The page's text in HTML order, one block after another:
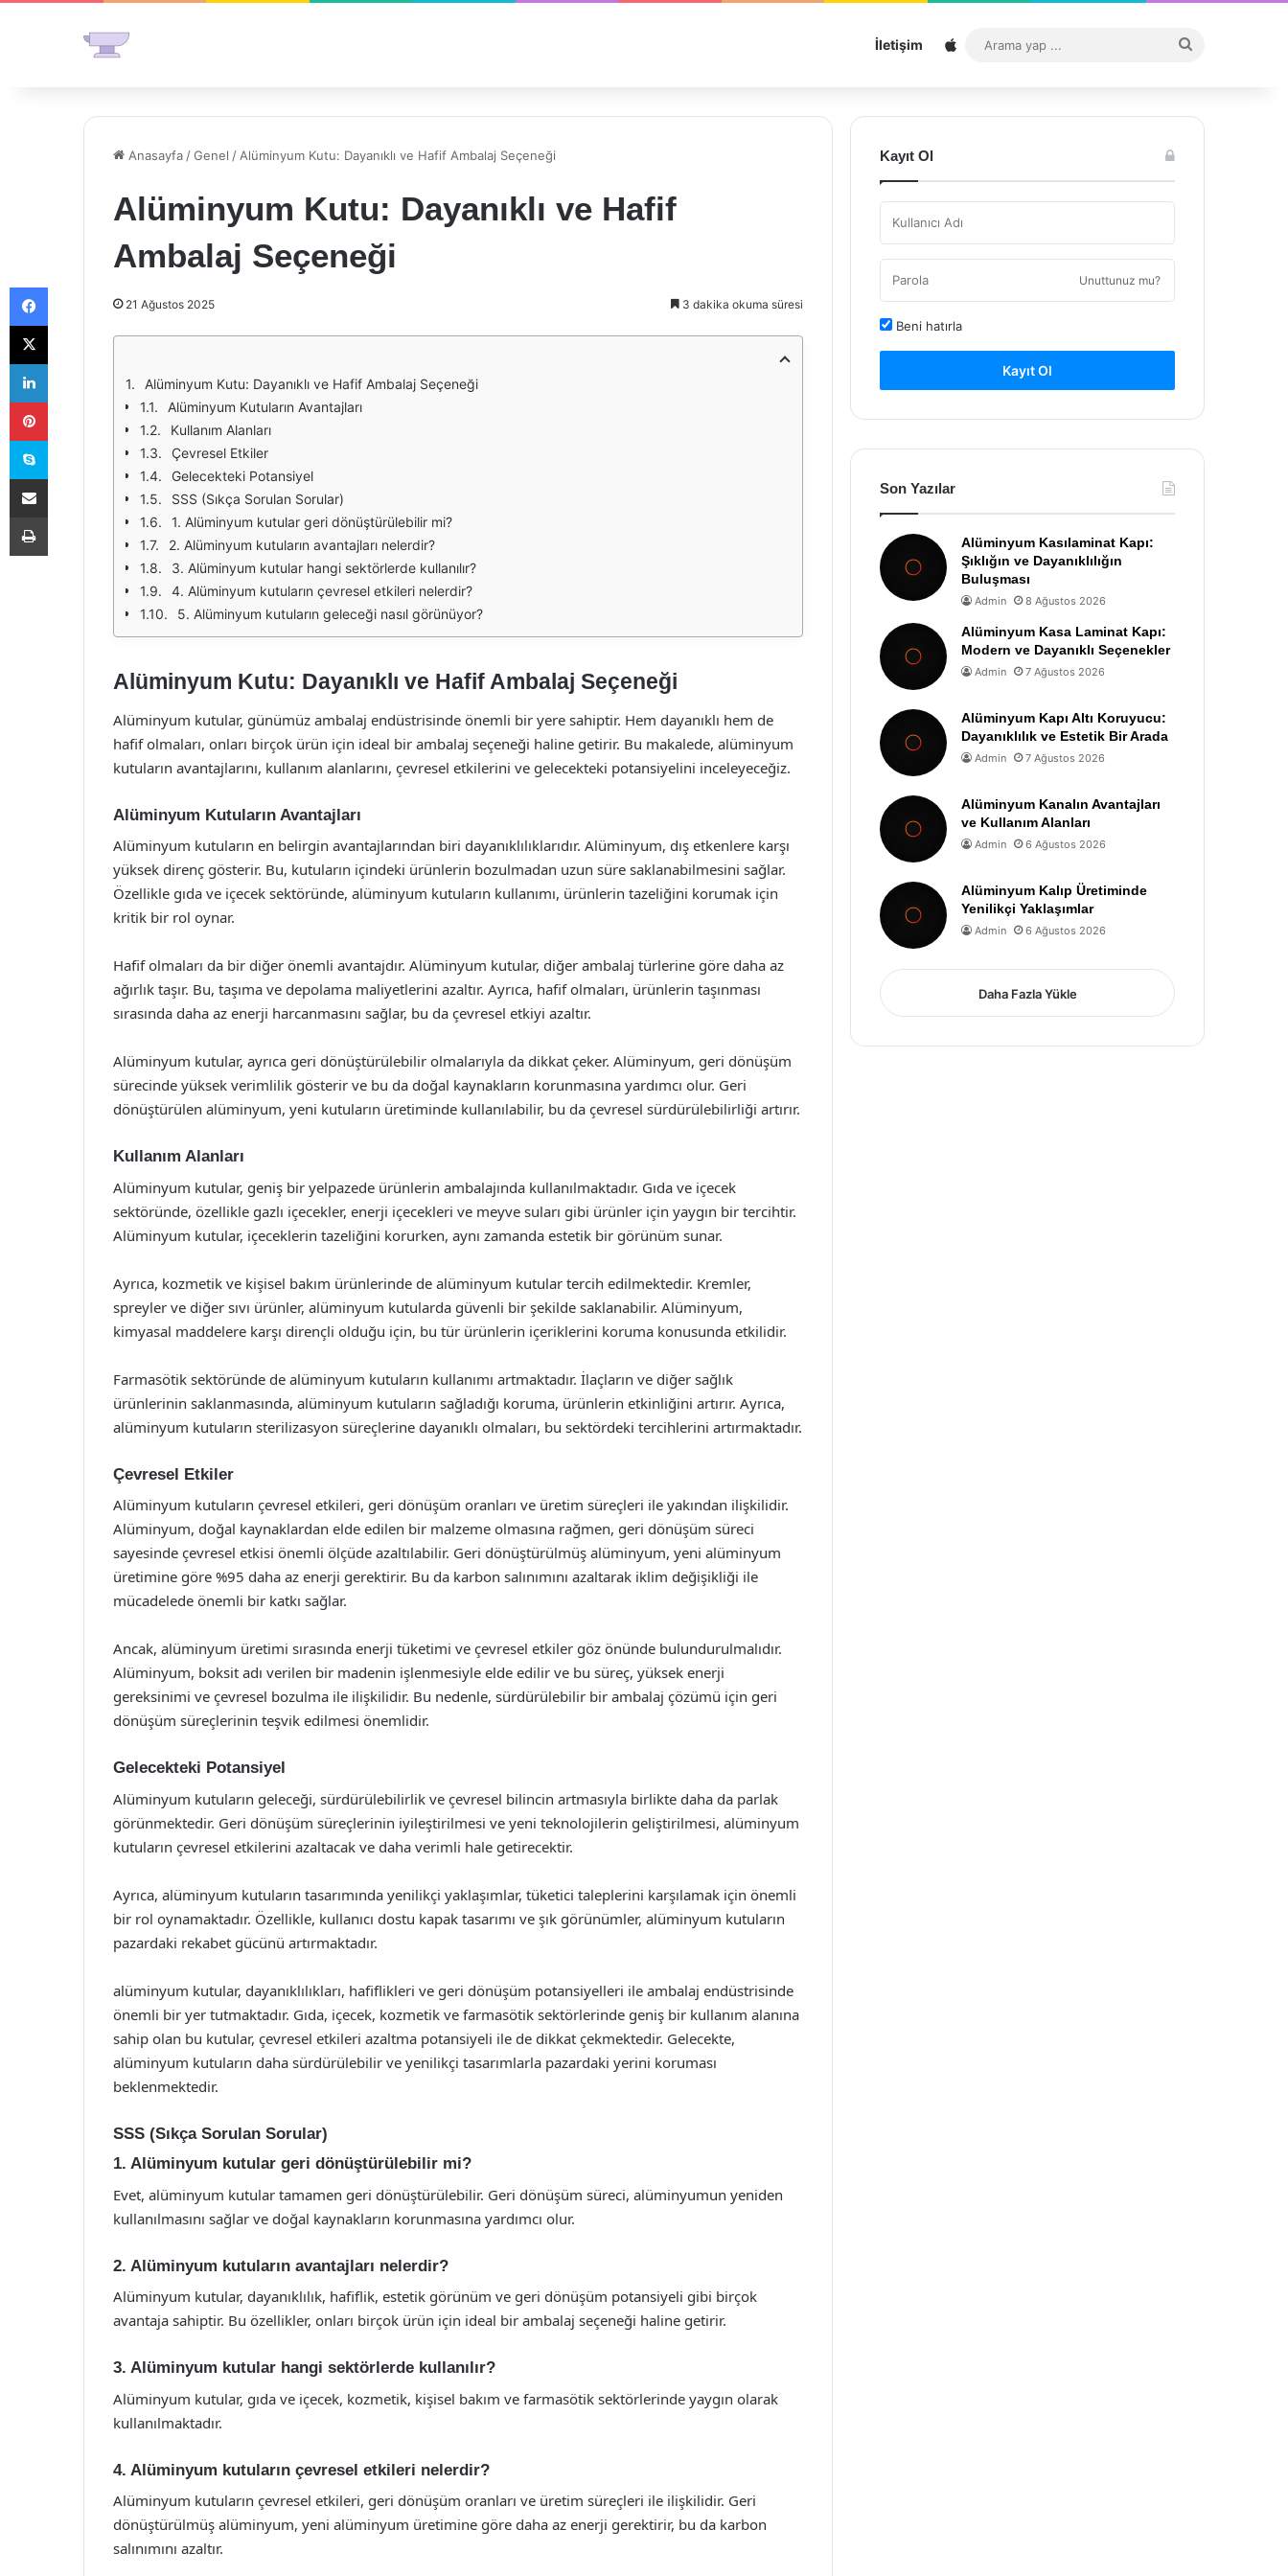
İletişim Sitemap
...
Anasayfa /Genel / Alüminyum Kutu: Dayanıklı ve Hafif Ambalaj Seçeneği
Alüminyum Kutu: Dayanıklı ve Hafif
Ambalaj Seçeneği
21 Ağustos 2025 3 dakika okuma süresi
Alüminyum Kutu: Dayanıklı ve Hafif Ambalaj Seçeneği
Alüminyum Kutuların Avantajları
Kullanım Alanları
Çevresel Etkiler
Gelecekteki Potansiyel
SSS (Sıkça Sorulan Sorular)
1. Alüminyum kutular geri dönüştürülebilir mi?
2. Alüminyum kutuların avantajları nelerdir?
3. Alüminyum kutular hangi sektörlerde kullanılır?
4. Alüminyum kutuların çevresel etkileri nelerdir?
5. Alüminyum kutuların geleceği nasıl görünüyor?
Alüminyum Kutu: Dayanıklı ve Hafif Ambalaj Seçeneği
Alüminyum kutular, günümüz ambalaj endüstrisinde önemli bir yere sahiptir. Hem dayanıklı hem de
hafif olmaları, onları birçok ürün için ideal bir ambalaj seçeneği haline getirir. Bu makalede, alüminyum
kutuların avantajlarını, kullanım alanlarını, çevresel etkilerini ve gelecekteki potansiyelini inceleyeceğiz.
Alüminyum Kutuların Avantajları
Alüminyum kutuların en belirgin avantajlarından biri dayanıklılıklarıdır. Alüminyum, dış etkenlere karşı
yüksek direnç gösterir. Bu, kutuların içindeki ürünlerin bozulmadan uzun süre saklanabilmesini sağlar.
Özellikle gıda ve içecek sektöründe, alüminyum kutuların kullanımı, ürünlerin tazeliğini korumak için
kritik bir rol oynar.
Hafif olmaları da bir diğer önemli avantajdır. Alüminyum kutular, diğer ambalaj türlerine göre daha az
ağırlık taşır. Bu, taşıma ve depolama maliyetlerini azaltır. Ayrıca, hafif olmaları, ürünlerin taşınması
sırasında daha az enerji harcanmasını sağlar, bu da çevresel etkiyi azaltır.
Alüminyum kutular, ayrıca geri dönüştürülebilir olmalarıyla da dikkat çeker. Alüminyum, geri dönüşüm
sürecinde yüksek verimlilik gösterir ve bu da doğal kaynakların korunmasına yardımcı olur. Geri
dönüştürülen alüminyum, yeni kutuların üretiminde kullanılabilir, bu da çevresel sürdürülebilirliği artırır.
Kullanım Alanları
Alüminyum kutular, geniş bir yelpazede ürünlerin ambalajında kullanılmaktadır. Gıda ve içecek
sektöründe, özellikle gazlı içecekler, enerji içecekleri ve meyve suları gibi ürünler için yaygın bir tercihtir.
Alüminyum kutular, içeceklerin tazeliğini korurken, aynı zamanda estetik bir görünüm sunar.
Ayrıca, kozmetik ve kişisel bakım ürünlerinde de alüminyum kutular tercih edilmektedir. Kremler,
spreyler ve diğer sıvı ürünler, alüminyum kutularda güvenli bir şekilde saklanabilir. Alüminyum,
kimyasal maddelere karşı dirençli olduğu için, bu tür ürünlerin içeriklerini koruma konusunda etkilidir.
Farmasötik sektöründe de alüminyum kutuların kullanımı artmaktadır. İlaçların ve diğer sağlık
ürünlerinin saklanmasında, alüminyum kutuların sağladığı koruma, ürünlerin etkinliğini artırır. Ayrıca,
alüminyum kutuların sterilizasyon süreçlerine dayanıklı olmaları, bu sektördeki tercihlerini artırmaktadır.
Çevresel Etkiler
Alüminyum kutuların çevresel etkileri, geri dönüşüm oranları ve üretim süreçleri ile yakından ilişkilidir.
Alüminyum, doğal kaynaklardan elde edilen bir malzeme olmasına rağmen, geri dönüşüm süreci
sayesinde çevresel etkisi önemli ölçüde azaltılabilir. Geri dönüştürülmüş alüminyum, yeni alüminyum
üretimine göre %95 daha az enerji gerektirir. Bu da karbon salınımını azaltarak iklim değişikliği ile
mücadelede önemli bir katkı sağlar.
Ancak, alüminyum üretimi sırasında enerji tüketimi ve çevresel etkiler göz önünde bulundurulmalıdır.
Alüminyum, boksit adı verilen bir madenin işlenmesiyle elde edilir ve bu süreç, yüksek enerji
gereksinimi ve çevresel bozulma ile ilişkilidir. Bu nedenle, sürdürülebilir bir ambalaj çözümü için geri
dönüşüm süreçlerinin teşvik edilmesi önemlidir.
Gelecekteki Potansiyel
Alüminyum kutuların geleceği, sürdürülebilirlik ve çevresel bilincin artmasıyla birlikte daha da parlak
görünmektedir. Geri dönüşüm süreçlerinin iyileştirilmesi ve yeni teknolojilerin geliştirilmesi, alüminyum
kutuların çevresel etkilerini azaltacak ve daha verimli hale getirecektir.
Ayrıca, alüminyum kutuların tasarımında yenilikçi yaklaşımlar, tüketici taleplerini karşılamak için önemli
bir rol oynamaktadır. Özellikle, kullanıcı dostu kapak tasarımı ve şık görünümler, alüminyum kutuların
pazardaki rekabet gücünü artırmaktadır.
alüminyum kutular, dayanıklılıkları, hafiflikleri ve geri dönüşüm potansiyelleri ile ambalaj endüstrisinde
önemli bir yer tutmaktadır. Gıda, içecek, kozmetik ve farmasötik sektörlerinde geniş bir kullanım alanına
sahip olan bu kutular, çevresel etkileri azaltma potansiyeli ile de dikkat çekmektedir. Gelecekte,
alüminyum kutuların daha sürdürülebilir ve yenilikçi tasarımlarla pazardaki yerini koruması
beklenmektedir.
SSS (Sıkça Sorulan Sorular)
1. Alüminyum kutular geri dönüştürülebilir mi?
Evet, alüminyum kutular tamamen geri dönüştürülebilir. Geri dönüşüm süreci, alüminyumun yeniden
kullanılmasını sağlar ve doğal kaynakların korunmasına yardımcı olur.
2. Alüminyum kutuların avantajları nelerdir?
Alüminyum kutular, dayanıklılık, hafiflik, estetik görünüm ve geri dönüşüm potansiyeli gibi birçok
avantaja sahiptir. Bu özellikler, onları birçok ürün için ideal bir ambalaj seçeneği haline getirir.
3. Alüminyum kutular hangi sektörlerde kullanılır?
Alüminyum kutular, gıda ve içecek, kozmetik, kişisel bakım ve farmasötik sektörlerinde yaygın olarak
kullanılmaktadır.
4. Alüminyum kutuların çevresel etkileri nelerdir?
Alüminyum kutuların çevresel etkileri, geri dönüşüm oranları ve üretim süreçleri ile ilişkilidir. Geri
dönüştürülmüş alüminyum, yeni alüminyum üretimine göre daha az enerji gerektirir, bu da karbon
salınımını azaltır.
Kayıt Ol
Unuttunuz mu?
Beni hatırla
Kayıt Ol
Son Yazılar
Alüminyum Kasılaminat Kapı:
Şıklığın ve Dayanıklılığın
Buluşması
Admin 8 Ağustos 2026
Alüminyum Kasa Laminat Kapı:
Modern ve Dayanıklı Seçenekler
Admin 7 Ağustos 2026
Alüminyum Kapı Altı Koruyucu:
Dayanıklılık ve Estetik Bir Arada
Admin 7 Ağustos 2026
Alüminyum Kanalın Avantajları
ve Kullanım Alanları
Admin 6 Ağustos 2026
Alüminyum Kalıp Üretiminde
Yenilikçi Yaklaşımlar
Admin 6 Ağustos 2026
Daha Fazla Yükle
Facebook
X
LinkedIn
Pinterest
Skype
E-Posta ile paylaş